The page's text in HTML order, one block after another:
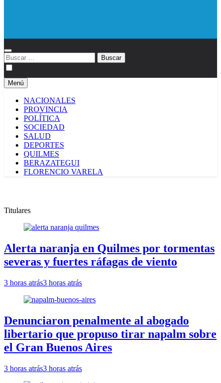
Buscar:
Menú
NACIONALES
PROVINCIA
POLÍTICA
SOCIEDAD
SALUD
DEPORTES
QUILMES
BERAZATEGUI
FLORENCIO VARELA
Titulares
Alerta naranja en Quilmes por tormentas
severas y fuertes ráfagas de viento
3 horas atrás3 horas atrás
Denunciaron penalmente al abogado
libertario que propuso tirar napalm sobre
el Gran Buenos Aires
3 horas atrás3 horas atrás